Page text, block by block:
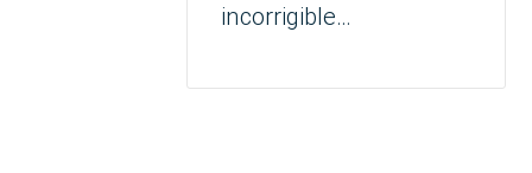
incorrigible…